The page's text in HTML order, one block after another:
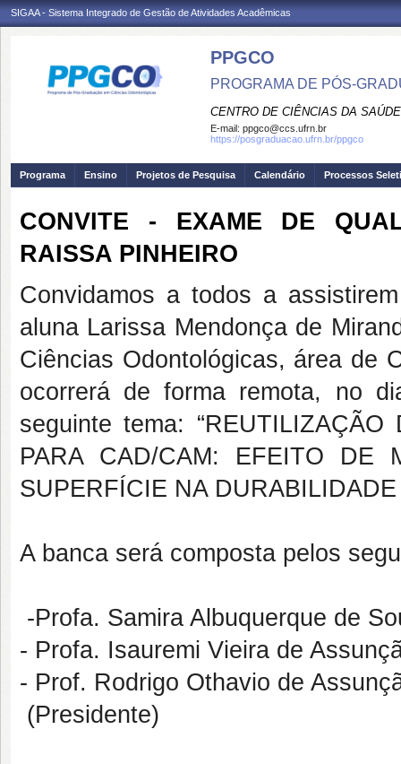
SIGAA - Sistema Integrado de Gestão de Atividades Acadêmicas
PPGCO
PROGRAMA DE PÓS-
CENTRO DE CIÊNCIAS DA SAÚDE
E-mail: ppgco@ccs.ufrn.br
https://posgraduacao.ufrn.br/ppgco
Programa Ensino Projetos de Pesquisa Calendário Processos
CONVITE - EXAME DE
RAISSA PINHEIRO
Convidamos a todos a
aluna Larissa Mendonça de
Ciências Odontológicas, área de
ocorrerá de forma remota, no
seguinte tema:
PARA CAD/CAM: EFEITO DE
SUPERFÍCIE NA
A banca será composta pelos
-Profa. Samira Albuquerque de
- Profa. Isauremi Vieira de
- Prof. Rodrigo Othavio de
(Presidente)